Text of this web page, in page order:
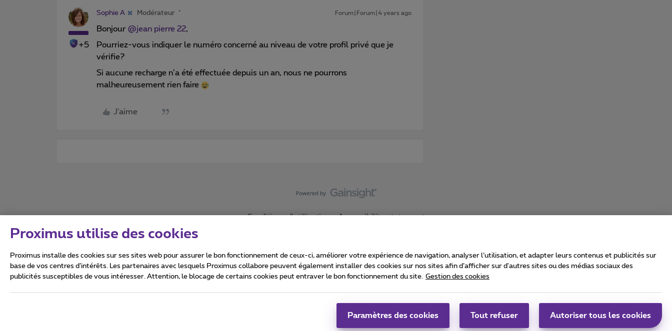
+5
Sophie A Modérateur Forum|Forum|4 years ago
Bonjour @jean pierre 22,
Pourriez-vous indiquer le numéro concerné au niveau de votre profil privé que je
vérifie?
Si aucune recharge n’a été effectuée depuis un an, nous ne pourrons
malheureusement rien faire
J'aime
Conditions d'utilisation Accessibility statement
Tous droits réservés. ©2026Proximus
Carrier & Wholesale Solutions
Proximus Group
|
Proximus utilise des cookies
Proximus installe des cookies sur ses sites web pour assurer le bon fonctionnement de ceux-ci, améliorer votre expérience de navigation, analyser l’utilisation, et adapter leurs contenus et publicités sur
base de vos centres d’intérêts. Les partenaires avec lesquels Proximus collabore peuvent également installer des cookies sur nos sites afin d’afficher sur d'autres sites ou des médias sociaux des
publicités susceptibles de vous intéresser. Attention, le blocage de certains cookies peut entraver le bon fonctionnement du site. Gestion des cookies
Paramètres des cookies Tout refuser Autoriser tous les cookies